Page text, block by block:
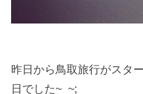
昨日から鳥取旅行がスタ
日でした~_~;